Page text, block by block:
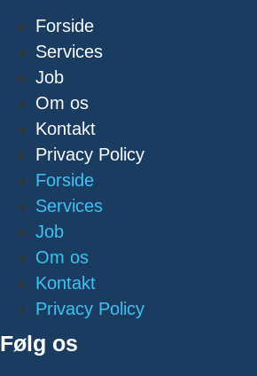
Forside
Services
Job
Om os
Kontakt
Privacy Policy
Forside
Services
Job
Om os
Kontakt
Privacy Policy
Følg os